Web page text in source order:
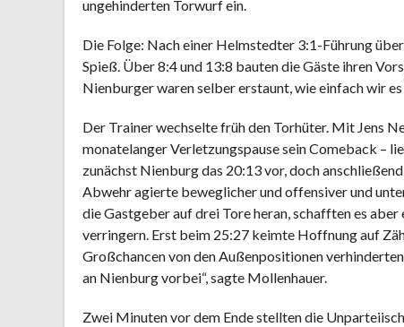
ungehinderten Torwurf ein.
Die Folge: Nach einer Helmstedter 3:1-Führung
Spieß. Über 8:4 und 13:8 bauten die Gäste ihren
Nienburger waren selber erstaunt, wie einfach wir
Der Trainer wechselte früh den Torhüter. Mit Jens
monatelanger Verletzungspause sein Comeback –
zunächst Nienburg das 20:13 vor, doch
Abwehr agierte beweglicher und offensiver und
die Gastgeber auf drei Tore heran, schafften es
verringern. Erst beim 25:27 keimte Hoffnung auf
Großchancen von den Außenpositionen
an Nienburg vorbei“, sagte Mollenhauer.
Zwei Minuten vor dem Ende stellten die